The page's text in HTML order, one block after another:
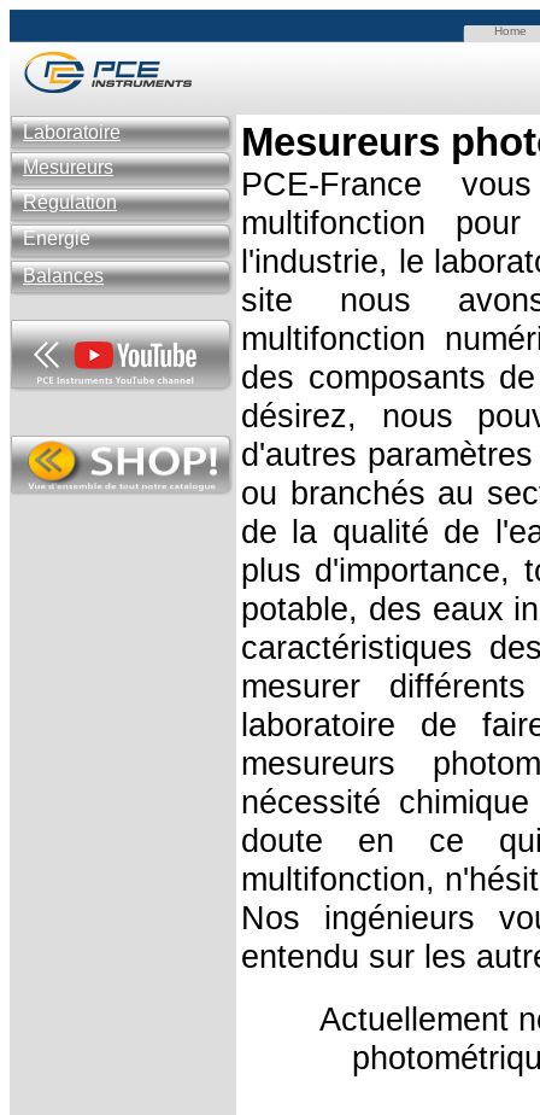
Home
Laboratoire
Mesureurs
Régulation
Énergie
Balances
Mesureurs
PCE-France
multifonction
l'industrie, le
site nous
multifonction
des composants
désirez, nous
d'autres
ou branchés au
de la qualité de
plus d'importance,
potable, des eaux
caractéristiques
mesurer
laboratoire de
mesureurs
nécessité
doute en ce qui
multifonction,
Nos ingénieurs
entendu sur les
Actuellement